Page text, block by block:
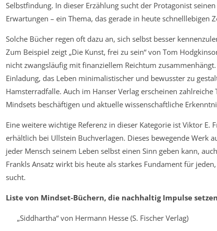
Selbstfindung. In dieser Erzählung sucht der Protagonist
Erwartungen – ein Thema, das gerade in heute schnelllebigen
Solche Bücher regen oft dazu an, sich selbst besser
Zum Beispiel zeigt „Die Kunst, frei zu sein“ von Tom
nicht zwangsläufig mit finanziellem Reichtum
Einladung, das Leben minimalistischer und bewusster zu
Hamsterradfalle. Auch im Hanser Verlag erscheinen
Mindsets beschäftigen und aktuelle wissenschaftliche
Eine weitere wichtige Referenz in dieser Kategorie ist Viktor E.
erhältlich bei Ullstein Buchverlagen. Dieses bewegende Werk
jeder Mensch seinem Leben selbst einen Sinn geben kann,
Frankls Ansatz wirkt bis heute als starkes Fundament für
sucht.
Liste von Mindset-Büchern, die nachhaltig Impulse
„Siddhartha“ von Hermann Hesse (S. Fischer Verlag)